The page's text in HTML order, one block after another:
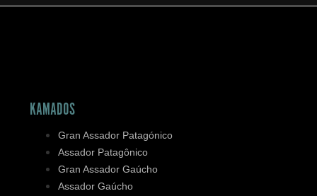
KAMADOS
Gran Assador Patagónico
Assador Patagônico
Gran Assador Gaúcho
Assador Gaúcho